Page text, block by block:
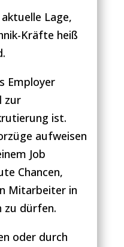
Lage,
Kräfte heiß
Employer
zur
ist.
aufweisen
Job
Chancen,
Mitarbeiter in
zu dürfen.
oder durch